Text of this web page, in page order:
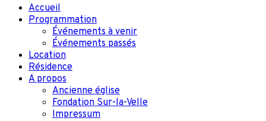
Accueil
Programmation
Événements à venir
Événements passés
Location
Résidence
A propos
Ancienne église
Fondation Sur-la-Velle
Impressum